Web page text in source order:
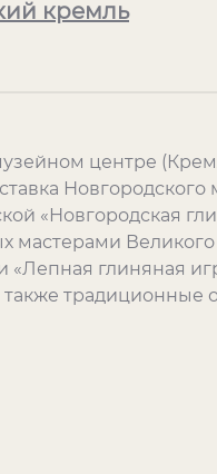
кремль
центре
«Новгородская
мастерами
глиняная